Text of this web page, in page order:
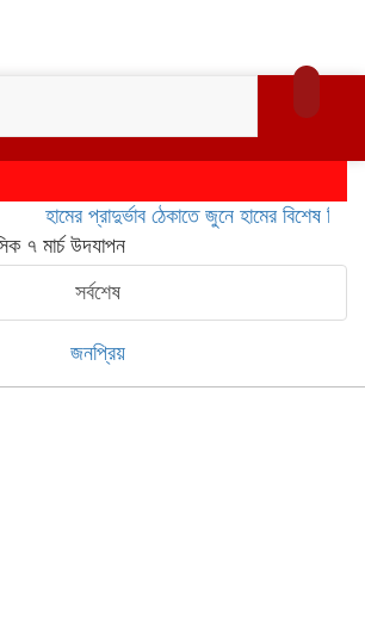
হামের প্রাদুর্ভাব ঠেকাতে জুনে হামের বিশেষ
৭ মার্চ উদযাপন
সর্বশেষ
জনপ্রিয়